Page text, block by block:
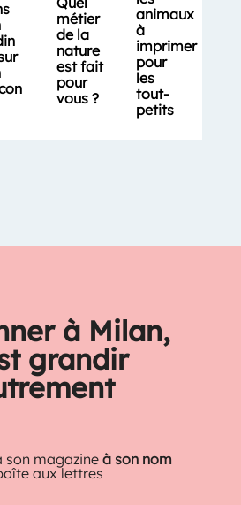
métier
de la
nature
est fait
pour
vous ?
animaux
à
imprimer
pour
les
tout-
petits
à Milan,
grandir
son magazineà son nom
aux lettres